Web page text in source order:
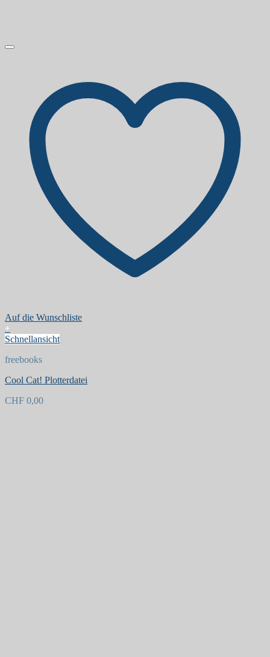
Auf die Wunschliste
+
Schnellansicht
freebooks
Cool Cat! Plotterdatei
CHF 0,00